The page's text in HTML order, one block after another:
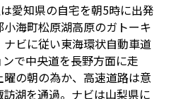
愛知県の自宅を朝5時に出発
海町松原湖高原のガトーキ
ビに従い東海環状自動車道
で中央道を長野方面に走
の朝の為か、高速道路は意
湖を通過。ナビは山梨県に